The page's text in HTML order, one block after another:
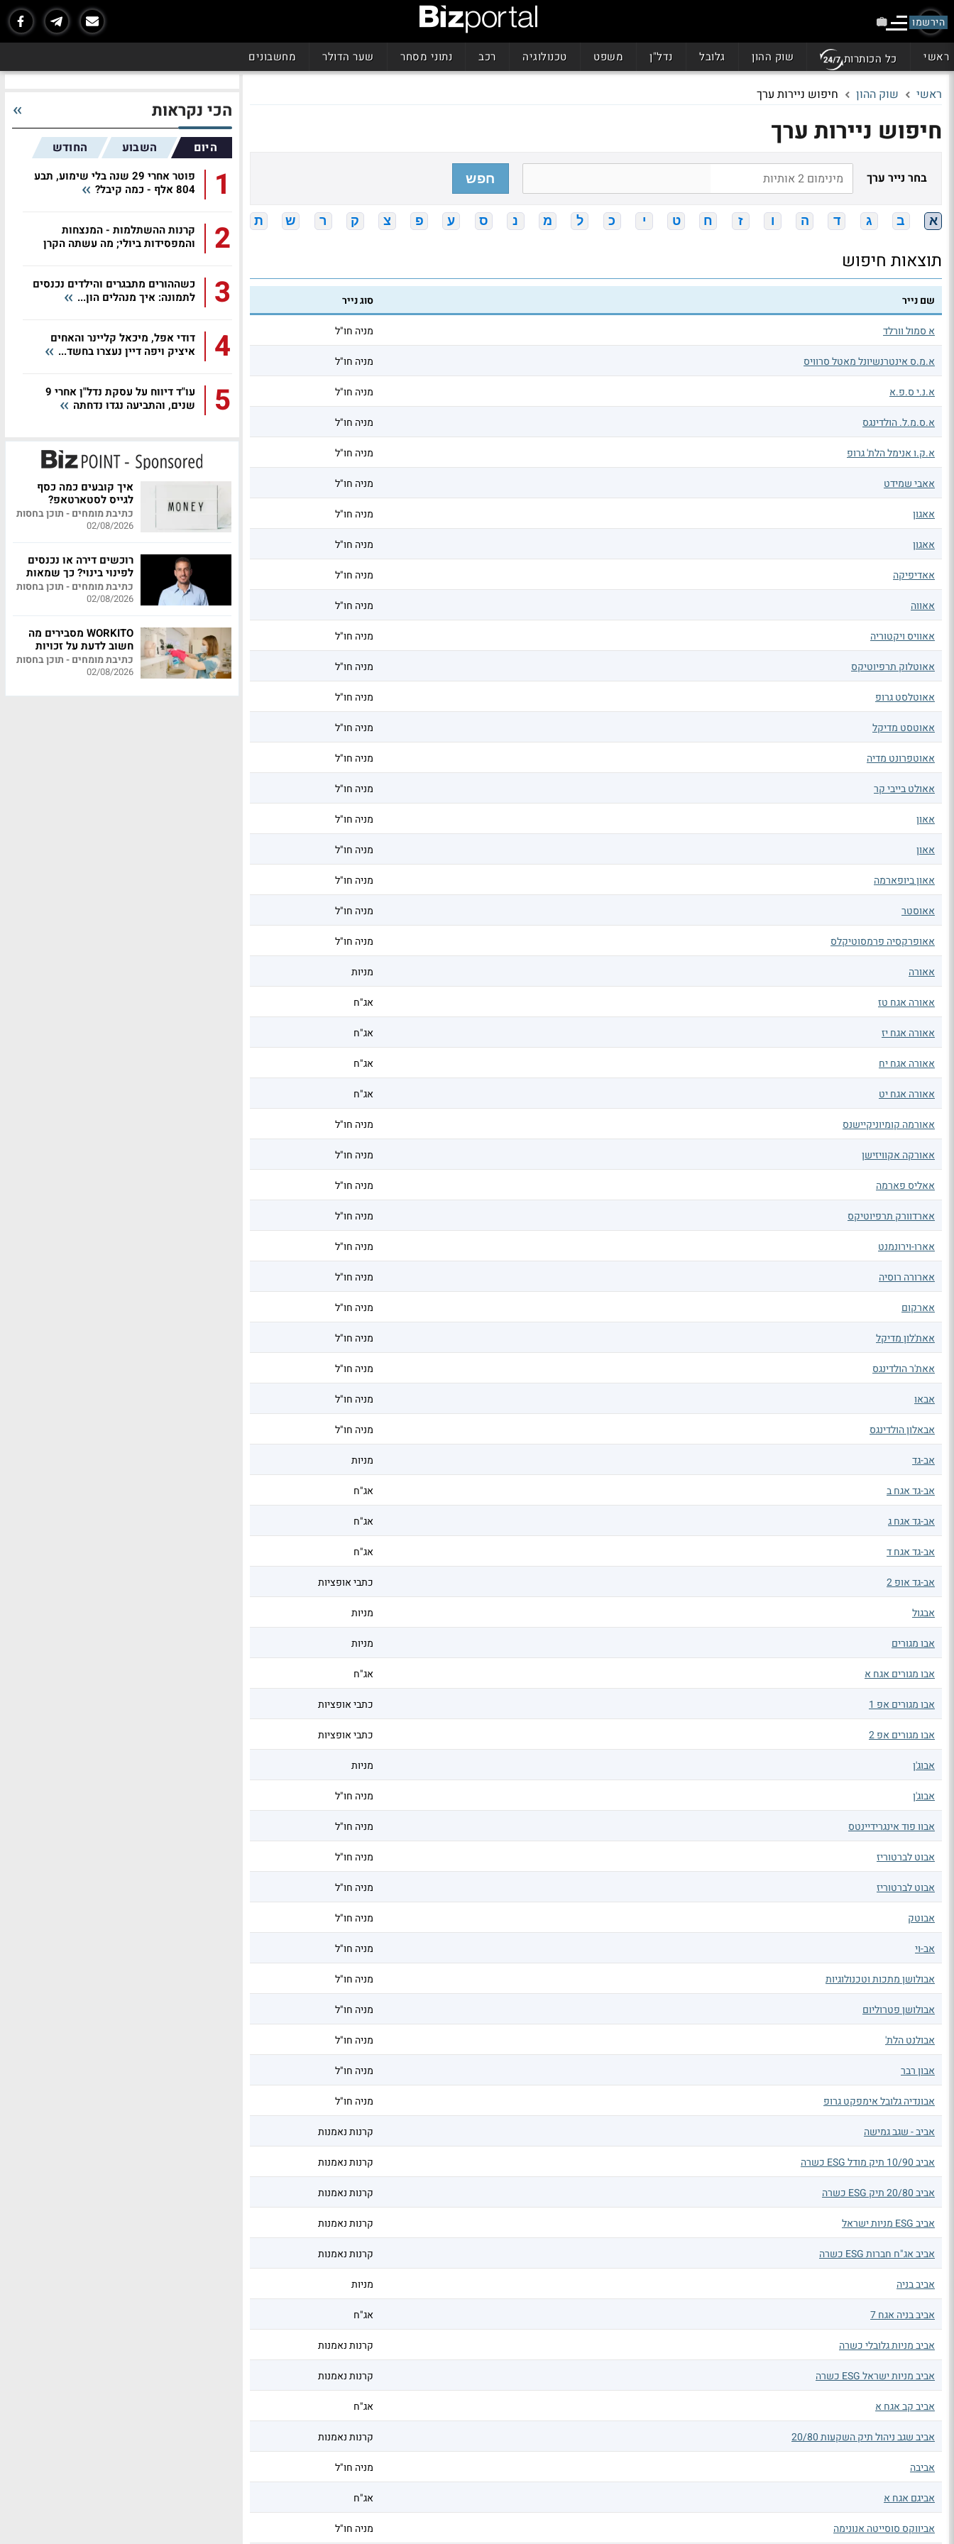
הירשמו
ראשי כל הכותרות שוק ההון גלובל נדל"ן משפט טכנולוגיה רכב נתוני מסחר שער הדולר מחשבונים
ראשי שוק ההון חיפוש ניירות ערך
חיפוש ניירות ערך
בחר נייר ערך חפש
א ב ג ד ה ו ז ח ט י כ ל מ נ ס ע פ צ ק ר ש ת
תוצאות חיפוש
שם נייר סוג נייר
א סמול וורלד מניה חו"ל
א.מ.ס אינטרנשיונל מאטל סרוויס מניה חו"ל
א.נ.י ס.פ.א מניה חו"ל
א.ס.מ.ל. הולדינגס מניה חו"ל
א.ק.ו אנימל הלת' גרופ מניה חו"ל
אאבי שמידט מניה חו"ל
אאגון מניה חו"ל
אאגון מניה חו"ל
אאדיפיקה מניה חו"ל
אאווה מניה חו"ל
אאוויס ויקטוריה מניה חו"ל
אאוטלוק תרפיוטיקס מניה חו"ל
אאוטלסט גרופ מניה חו"ל
אאוטסט מדיקל מניה חו"ל
אאוטפרונט מדיה מניה חו"ל
אאולט בייבי קר מניה חו"ל
אאון מניה חו"ל
אאון מניה חו"ל
אאון ביופארמה מניה חו"ל
אאוסטר מניה חו"ל
אאופרקסיה פרמסוטיקלס מניה חו"ל
אאורה מניות
אאורה אגח טז אג"ח
אאורה אגח יז אג"ח
אאורה אגח יח אג"ח
אאורה אגח יט אג"ח
אאורמה קומיוניקיישנס מניה חו"ל
אאורקה אקוויזישן מניה חו"ל
אאליס פארמה מניה חו"ל
אארדוורק תרפיוטיקס מניה חו"ל
אארו-וירונמנט מניה חו"ל
אארורה רוסיה מניה חו"ל
אארקום מניה חו"ל
אאת'לון מדיקל מניה חו"ל
אאת'ר הולדינגס מניה חו"ל
אבאו מניה חו"ל
אבאלון הולדינגס מניה חו"ל
אב-גד מניות
אב-גד אגח ב אג"ח
אב-גד אגח ג אג"ח
אב-גד אגח ד אג"ח
אב-גד אופ 2 כתבי אופציות
אבגול מניות
אבו מגורים מניות
אבו מגורים אגח א אג"ח
אבו מגורים אפ 1 כתבי אופציות
אבו מגורים אפ 2 כתבי אופציות
אבוג'ן מניות
אבוג'ן מניה חו"ל
אבוו פוד אינגרידיינטס מניה חו"ל
אבוט לברטוריז מניה חו"ל
אבוט לברטוריז מניה חו"ל
אבוטק מניה חו"ל
אב-וי מניה חו"ל
אבולושן מתכות וטכנולוגיות מניה חו"ל
אבולושן פטרוליום מניה חו"ל
אבולנט הלת' מניה חו"ל
אבון רבר מניה חו"ל
אבונדיה גלובל אימפקט גרופ מניה חו"ל
אביב - שגב גמישה קרנות נאמנות
אביב 10/90 תיק מודל ESG כשרה קרנות נאמנות
אביב 20/80 תיק ESG כשרה קרנות נאמנות
אביב ESG מניות ישראל קרנות נאמנות
אביב אג"ח חברות ESG כשרה קרנות נאמנות
אביב בניה מניות
אביב בניה אגח 7 אג"ח
אביב מניות גלובלי כשרה קרנות נאמנות
אביב מניות ישראל ESG כשרה קרנות נאמנות
אביב קב אגח א אג"ח
אביב שגב ניהול תיק השקעות 20/80 קרנות נאמנות
אביבה מניה חו"ל
אביגם אגח א אג"ח
אביווקס סוסייטה אנונימה מניה חו"ל
הכי נקראות
היום השבוע החודש
1
פוטר אחרי 29 שנה בלי שימוע, תבע
804 אלף - כמה קיבל?
2
קרנות ההשתלמות - המנצחות
והמפסידות ביולי; מה עשתה הקרן
3
כשההורים מתבגרים והילדים נכנסים
לתמונה: איך מנהלים הון...
4
דודי אפל, מיכאל קליינר והאחים
איציק ויפה דיין נעצרו בחשד...
5
עו"ד דיווח על עסקת נדל"ן אחרי 9
שנים, והתביעה נגדו נדחתה
איך קובעים כמה כסף
לגייס לסטארטאפ?
כתיבת מומחים - תוכן בחסות
02/08/2026
רוכשים דירה או נכנסים
לפינוי בינוי? כך שמאות
מקצועית יכולה לחסוך
לכם מאות אלפי שקלים
כתיבת מומחים - תוכן בחסות
02/08/2026
WORKITO מסבירים מה
חשוב לדעת על זכויות
עובדי משק בית
כתיבת מומחים - תוכן בחסות
02/08/2026